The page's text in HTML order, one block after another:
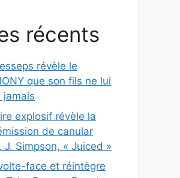
récents
révèle le
que son fils ne lui
jamais
explosif révèle la
de canular
J. Simpson, « Juiced »
face et réintègre